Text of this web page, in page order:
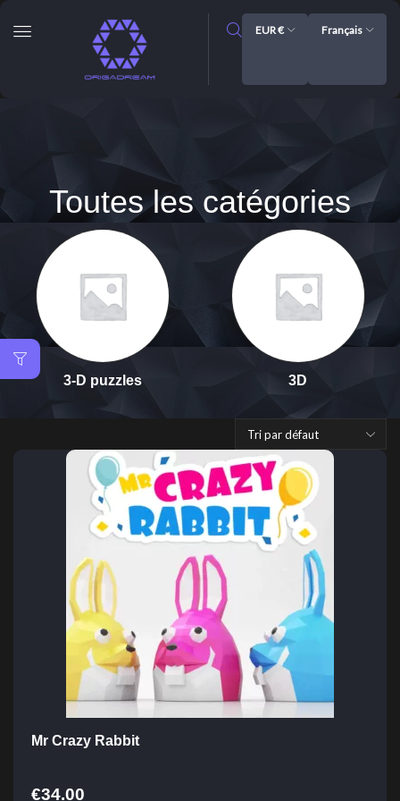
EUR € Français
Toutes les catégories
3-D puzzles 3D
Mr Crazy Rabbit
€34.00